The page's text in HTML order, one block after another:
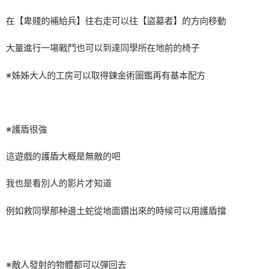
在【卑賤的補給兵】往右走可以往【盜墓者】的方向移動
大量進行一場戰鬥也可以到達同學所在地前的椅子
※姊姊大人的工房可以取得鍊金術圖鑑再有基本配方
※護盾很強
這遊戲的護盾大概是無敵的吧
我也是看別人的影片才知道
例如救同學那种邊土蛇從地面鑽出來的時候可以用護盾擋
※敵人發射的物體都可以彈回去